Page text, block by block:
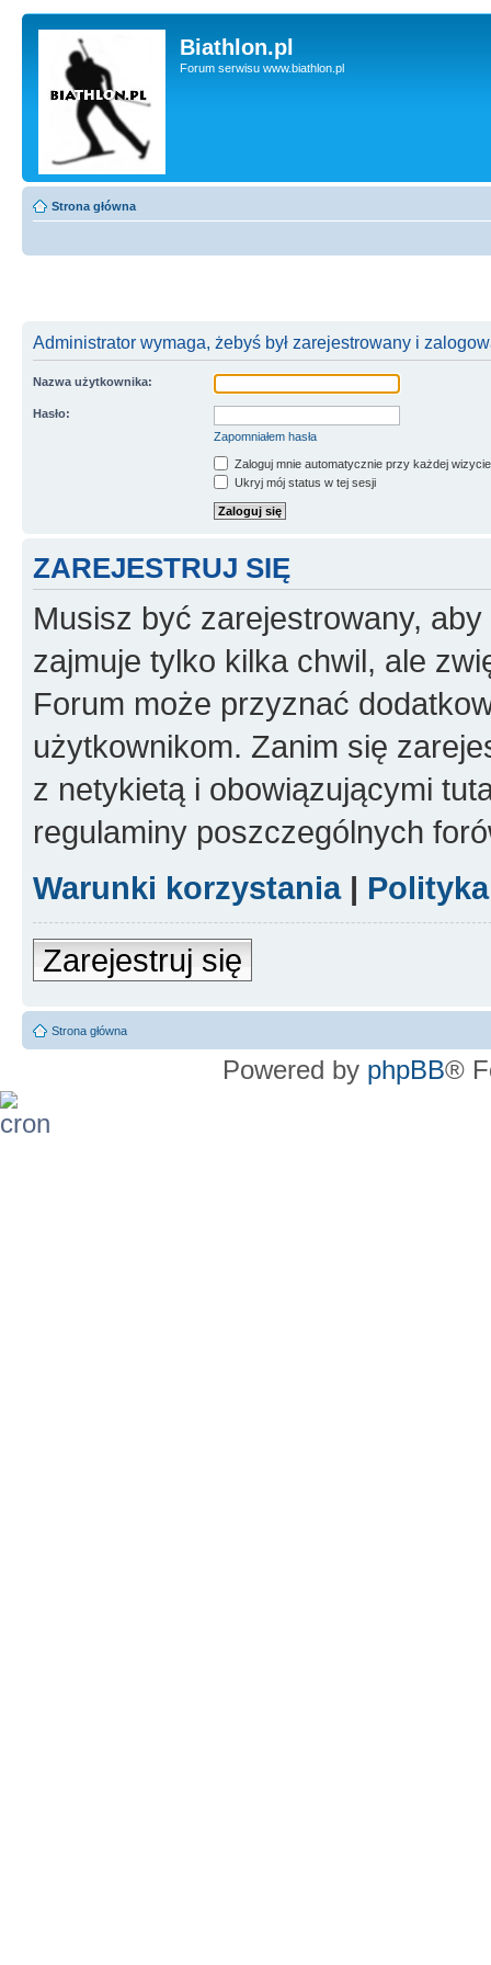
Biathlon.pl
Forum serwisu www.biathlon.pl
Strona główna
Administrator wymaga, żebyś był zarejestrowany i
Nazwa użytkownika:
Hasło:
Zapomniałem hasła
Zaloguj mnie automatycznie przy każdej wizycie
Ukryj mój status w tej sesji
ZAREJESTRUJ SIĘ
Musisz być zarejestrowany,
zajmuje tylko kilka chwil, ale
Forum może przyznać
użytkownikom. Zanim się
z netykietą i obowiązującymi
regulaminy poszczególnych
Warunki korzystania|
Zarejestruj się
Strona główna
Powered by phpBB®